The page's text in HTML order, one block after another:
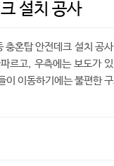
설치 공사
충혼탑 안전데크 설치 공
르고, 우측에는 보도가
이 이동하기에는 불편한